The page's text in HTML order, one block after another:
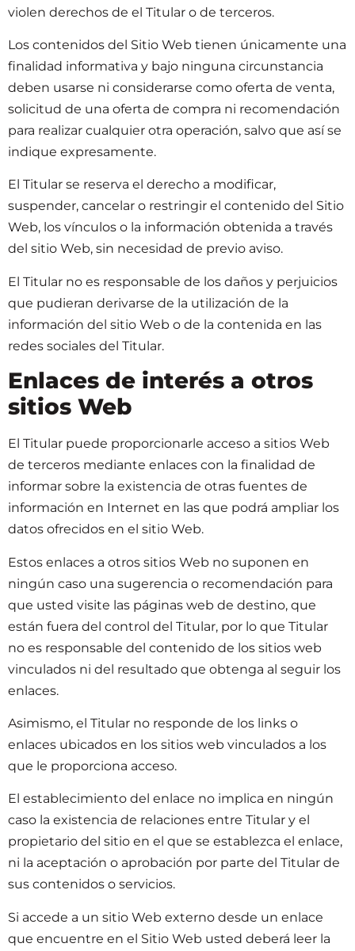
violen derechos de el Titular o de terceros.
Los contenidos del Sitio Web tienen únicamente una
finalidad informativa y bajo ninguna circunstancia
deben usarse ni considerarse como oferta de venta,
solicitud de una oferta de compra ni recomendación
para realizar cualquier otra operación, salvo que así se
indique expresamente.
El Titular se reserva el derecho a modificar,
suspender, cancelar o restringir el contenido del Sitio
Web, los vínculos o la información obtenida a través
del sitio Web, sin necesidad de previo aviso.
El Titular no es responsable de los daños y perjuicios
que pudieran derivarse de la utilización de la
información del sitio Web o de la contenida en las
redes sociales del Titular.
Enlaces de interés a otros
sitios Web
El Titular puede proporcionarle acceso a sitios Web
de terceros mediante enlaces con la finalidad de
informar sobre la existencia de otras fuentes de
información en Internet en las que podrá ampliar los
datos ofrecidos en el sitio Web.
Estos enlaces a otros sitios Web no suponen en
ningún caso una sugerencia o recomendación para
que usted visite las páginas web de destino, que
están fuera del control del Titular, por lo que Titular
no es responsable del contenido de los sitios web
vinculados ni del resultado que obtenga al seguir los
enlaces.
Asimismo, el Titular no responde de los links o
enlaces ubicados en los sitios web vinculados a los
que le proporciona acceso.
El establecimiento del enlace no implica en ningún
caso la existencia de relaciones entre Titular y el
propietario del sitio en el que se establezca el enlace,
ni la aceptación o aprobación por parte del Titular de
sus contenidos o servicios.
Si accede a un sitio Web externo desde un enlace
que encuentre en el Sitio Web usted deberá leer la